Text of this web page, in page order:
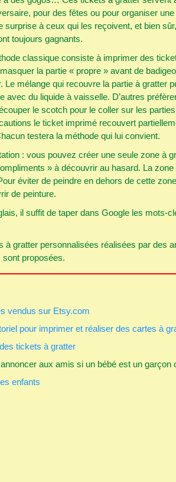
pour des fêtes ou pour organiser
surprise à ceux qui les reçoivent, et bien
toujours gagnants.
classique consiste à imprimer des
la partie « propre » avant de
Le mélange qui recouvre la partie à gratter
avec du liquide à vaisselle. D’autres
le scotch pour le coller sur les
le ticket imprimé recouvert
testera la méthode qui lui convient.
: vous pouvez créer une seule zone à
» à découvrir au hasard. La
éviter de peindre en dehors de cette
de peinture.
il suffit de taper dans Google les mots-
à gratter personnalisées réalisées par des
proposées.
vendus sur Etsy.com
pour imprimer et réaliser des cartes à
tickets à gratter
aux amis si un bébé est un garçon
enfants